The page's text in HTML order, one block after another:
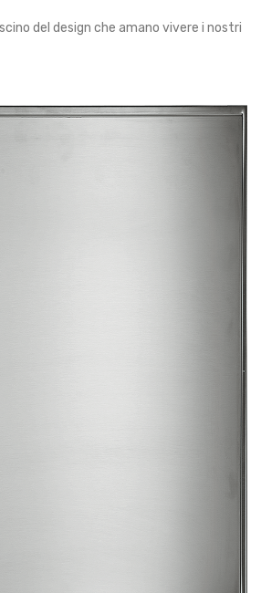
del design che amano vivere i nostri